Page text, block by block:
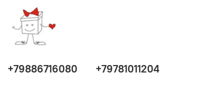
+79886716080 +79781011204